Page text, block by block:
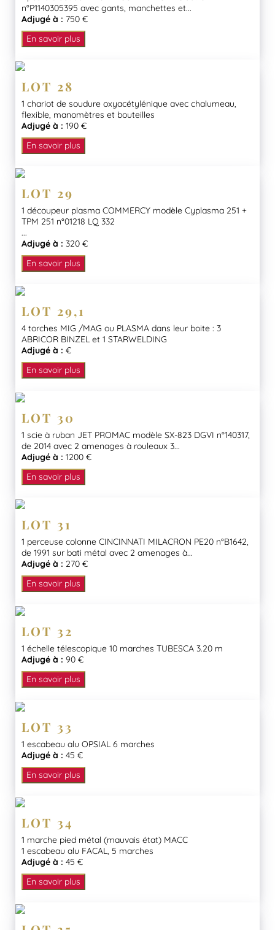
n°P1140305395 avec gants, manchettes et...
Adjugé à : 750 €
En savoir plus
LOT 28
1 chariot de soudure oxyacétylénique avec chalumeau,
flexible, manomètres et bouteilles
Adjugé à : 190 €
En savoir plus
LOT 29
1 découpeur plasma COMMERCY modèle Cyplasma 251 +
TPM 251 n°01218 LQ 332
...
Adjugé à : 320 €
En savoir plus
LOT 29,1
4 torches MIG /MAG ou PLASMA dans leur boite : 3
ABRICOR BINZEL et 1 STARWELDING
Adjugé à : €
En savoir plus
LOT 30
1 scie à ruban JET PROMAC modèle SX-823 DGVI n°140317,
de 2014 avec 2 amenages à rouleaux 3...
Adjugé à : 1200 €
En savoir plus
LOT 31
1 perceuse colonne CINCINNATI MILACRON PE20 n°B1642,
de 1991 sur bati métal avec 2 amenages à...
Adjugé à : 270 €
En savoir plus
LOT 32
1 échelle télescopique 10 marches TUBESCA 3.20 m
Adjugé à : 90 €
En savoir plus
LOT 33
1 escabeau alu OPSIAL 6 marches
Adjugé à : 45 €
En savoir plus
LOT 34
1 marche pied métal (mauvais état) MACC
1 escabeau alu FACAL, 5 marches
Adjugé à : 45 €
En savoir plus